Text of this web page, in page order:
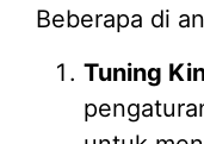
Beberapa di
Tuning